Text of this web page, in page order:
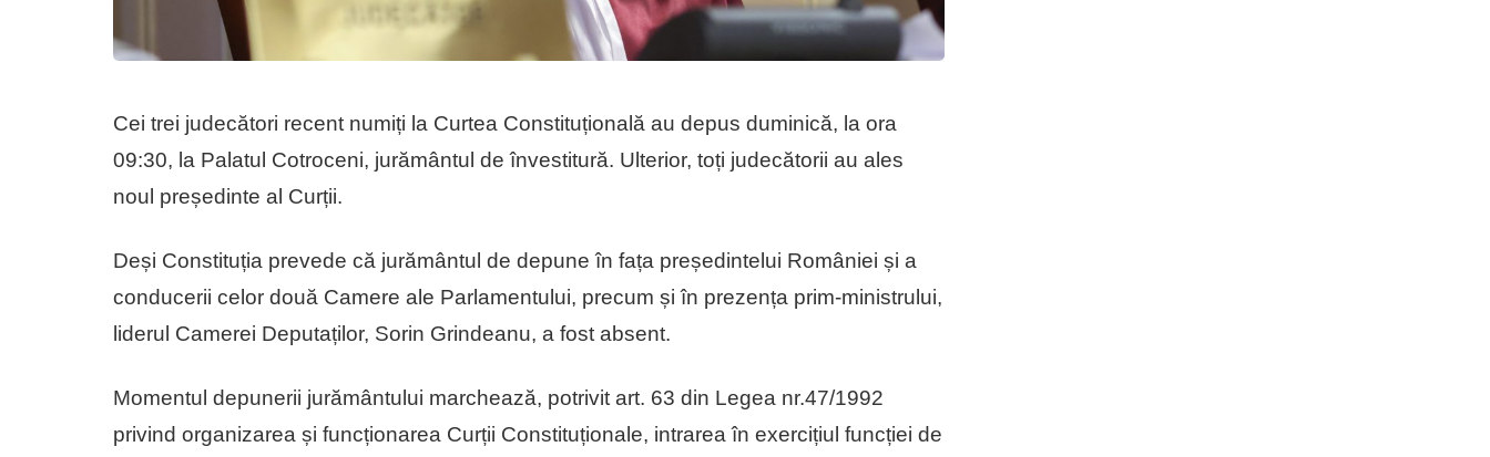
Cei trei judecători recent numiți la Curtea Constituțională au depus duminică, la ora
09:30, la Palatul Cotroceni, jurământul de învestitură. Ulterior, toți judecătorii au ales
noul președinte al Curții.
Deși Constituția prevede că jurământul de depune în fața președintelui României și a
conducerii celor două Camere ale Parlamentului, precum și în prezența prim-ministrului,
liderul Camerei Deputaților, Sorin Grindeanu, a fost absent.
Momentul depunerii jurământului marchează, potrivit art. 63 din Legea nr.47/1992
privind organizarea și funcționarea Curții Constituționale, intrarea în exercițiul funcției de